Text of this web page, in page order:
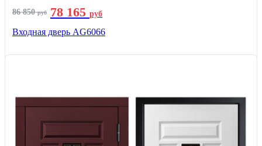
86 850руб 78 165 руб
Входная дверь AG6066